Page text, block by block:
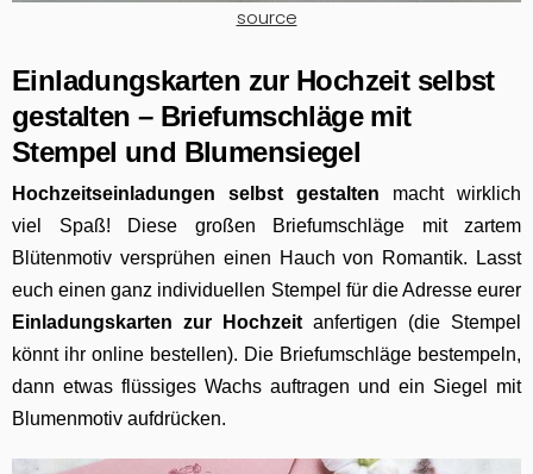
source
Einladungskarten zur Hochzeit selbst
gestalten – Briefumschläge mit
Stempel und Blumensiegel
Hochzeitseinladungen selbst gestalten macht wirklich
viel Spaß! Diese großen Briefumschläge mit zartem
Blütenmotiv versprühen einen Hauch von Romantik. Lasst
euch einen ganz individuellen Stempel für die Adresse eurer
Einladungskarten zur Hochzeit anfertigen (die Stempel
könnt ihr online bestellen). Die Briefumschläge bestempeln,
dann etwas flüssiges Wachs auftragen und ein Siegel mit
Blumenmotiv aufdrücken.